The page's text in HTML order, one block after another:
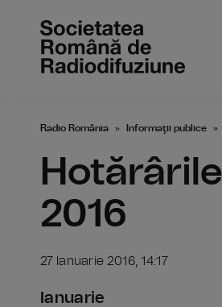
Radio România Informaţii publice
2016
27 Ianuarie 2016, 14:17
Ianuarie